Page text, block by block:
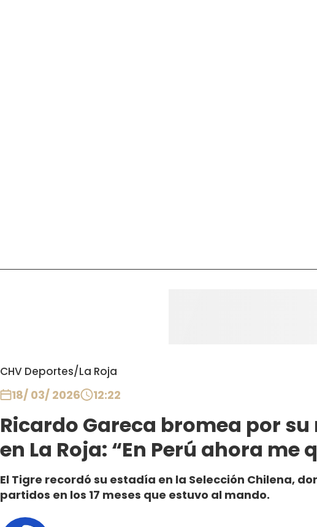
CHV Deportes/La Roja
18/ 03/ 2026 12:22
Ricardo Gareca bromea por
en La Roja: “En Perú ahora me
El Tigre recordó su estadía en la Selección Chilena,
partidos en los 17 meses que estuvo al mando.